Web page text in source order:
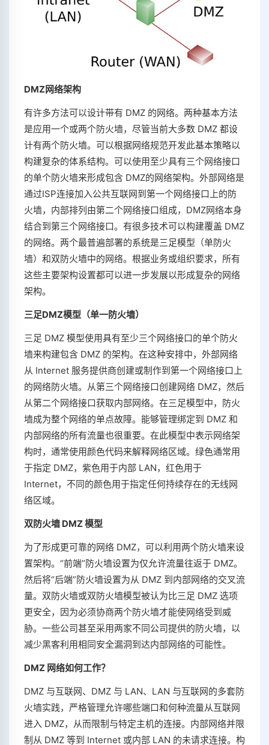
DMZ网络架构
有许多方法可以设计带有 DMZ 的网络。两种基本方法
是应用一个或两个防火墙，尽管当前大多数 DMZ 都设
计有两个防火墙。可以根据网络规范开发此基本策略以
构建复杂的体系结构。可以使用至少具有三个网络接口
的单个​​防火墙来形成包含 DMZ的网络架构。外部网络是
通过ISP连接加入公共互联网到第一个网络接口上的防
火墙，内部排列由第二个网络接口组成，DMZ网络本身
结合到第三个网络接口。有很多技术可以构建覆盖 DMZ
的网络。两个最普遍部署的系统是三足模型（单防火
墙）和双防火墙中的网络。根据业务或组织要求，所有
这些主要架构设置都可以进一步发展以形成复杂的网络
架构。
三足DMZ模型（单一防火墙）
三足 DMZ 模型使用具有至少三个网络接口的单个​​防火
墙来构建包含 DMZ 的架构。在这种安排中，外部网络
从 Internet 服务提供商创建或制作到第一个网络接口上
的网络防火墙。从第三个网络接口创建网络 DMZ，然后
从第二个网络接口获取内部网络。在三足模型中，防火
墙成为整个网络的单点故障。能够管理绑定到 DMZ 和
内部网络的所有流量也很重要。在此模型中表示网络架
构时，通常使用颜色代码来解释网络区域。绿色通常用
于指定 DMZ，紫色用于内部 LAN，红色用于
Internet，不同的颜色用于指定任何持续存在的无线网
络区域。
双防火墙 DMZ 模型
为了形成更可靠的网络 DMZ，可以利用两个防火墙来设
置架构。“前端”防火墙设置为仅允许流量往返于 DMZ。
然后将“后端”防火墙设置为从 DMZ 到内部网络的交叉流
量。双防火墙或双防火墙模型被认为比三足 DMZ 选项
更安全，因为必须协商两个防火墙才能使网络受到威
胁。一些公司甚至采用两家不同公司提供的防火墙，以
减少黑客利用相同安全漏洞到达内部网络的可能性。
DMZ 网络如何工作？
DMZ 与互联网、DMZ 与 LAN、LAN 与互联网的多套防
火墙实践，严格管理允许哪些端口和何种流量从互联网
进入 DMZ，从而限制与特定主机的连接。内部网络并限
制从 DMZ 等到 Internet 或内部 LAN 的未请求连接。构